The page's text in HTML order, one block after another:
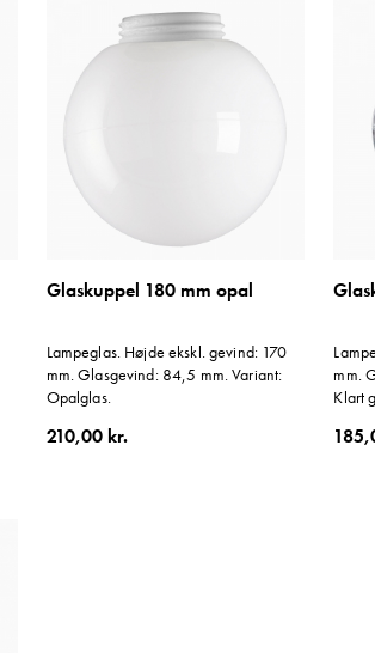
Glaskuppel 180 mm opal
Lampeglas. Højde ekskl. gevind: 170
mm. Glasgevind: 84,5 mm. Variant:
Opalglas.
210,00 kr.
mm.
Klart